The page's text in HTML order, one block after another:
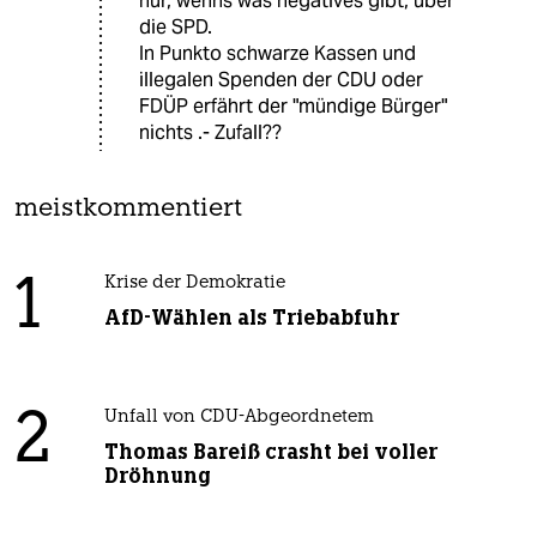
die SPD.
In Punkto schwarze Kassen und
illegalen Spenden der CDU oder
FDÜP erfährt der "mündige Bürger"
nichts .- Zufall??
meistkommentiert
1 Krise der Demokratie
AfD-Wählen als Triebabfuhr
2 Unfall von CDU-Abgeordnetem
Thomas Bareiß crasht bei voller
Dröhnung